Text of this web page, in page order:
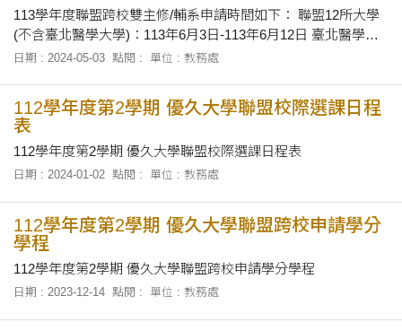
113學年度聯盟跨校雙主修/輔系申請時間如下： 聯盟12所大學
(不含臺北醫學大學)：113年6月3日-113年6月12日 臺北醫學大
學：113年8月5日-113年8月16日 更多詳細資訊請至本校跨領域
日期 : 2024-05-03 點閱 : 單位 : 教務處
112學年度第2學期 優久大學聯盟校際選課日程
表
112學年度第2學期 優久大學聯盟校際選課日程表
日期 : 2024-01-02 點閱 : 單位 : 教務處
112學年度第2學期 優久大學聯盟跨校申請學分
學程
112學年度第2學期 優久大學聯盟跨校申請學分學程
日期 : 2023-12-14 點閱 : 單位 : 教務處